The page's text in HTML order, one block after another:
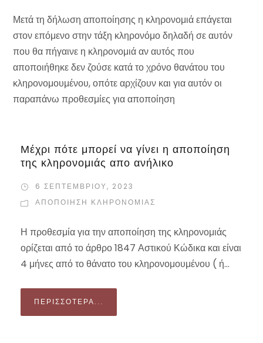
Μετά τη δήλωση αποποίησης η κληρονομιά επάγεται
στον επόμενο στην τάξη κληρονόμο δηλαδή σε αυτόν
που θα πήγαινε η κληρονομιά αν αυτός που
αποποιήθηκε δεν ζούσε κατά το χρόνο θανάτου του
κληρονομουμένου, οπότε αρχίζουν και για αυτόν οι
παραπάνω προθεσμίες για αποποίηση
Μέχρι πότε μπορεί να γίνει η αποποίηση
της κληρονομιάς απο ανήλικο
6 ΣΕΠΤΕΜΒΡΊΟΥ, 2023
ΑΠΟΠΟΊΗΣΗ ΚΛΗΡΟΝΟΜΙΆΣ
Η προθεσμία για την αποποίηση της κληρονομιάς
ορίζεται από το άρθρο 1847 Αστικού Κώδικα και είναι
4 μήνες από το θάνατο του κληρονομουμένου ( ή...
ΠΕΡΙΣΣΌΤΕΡΑ...